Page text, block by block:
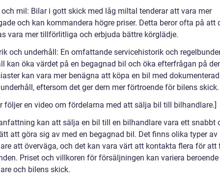
och mil: Bilar i gott skick med låg miltal tenderar att vara mer
och kan kommandera högre priser. Detta beror ofta på att
vara mer tillförlitliga och erbjuda bättre körglädje.
och underhåll: En omfattande servicehistorik och
kan öka värdet på en begagnad bil och öka efterfrågan på
kan vara mer benägna att köpa en bil med
eftersom det ger dem mer förtroende för bilens skick.
följer en video om fördelarna med att sälja bil till bilhandlare.]
kan att sälja en bil till en bilhandlare vara ett snabbt
att göra sig av med en begagnad bil. Det finns olika typer av
att överväga, och det kan vara värt att kontakta flera för att
Priset och villkoren för försäljningen kan variera
och bilens skick.